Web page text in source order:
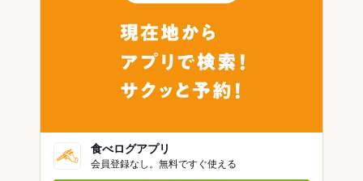
食べログアプリ
会員登録なし。無料ですぐ使える